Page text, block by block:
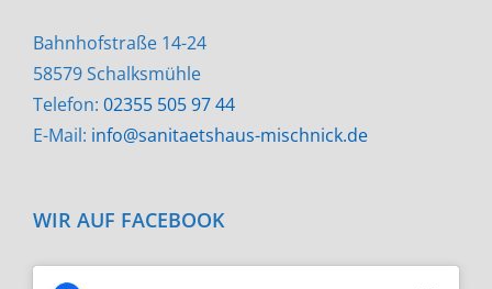
Bahnhofstraße 14-24
58579 Schalksmühle
Telefon: 02355 505 97 44
E-Mail: info@sanitaetshaus-mischnick.de
WIR AUF FACEBOOK